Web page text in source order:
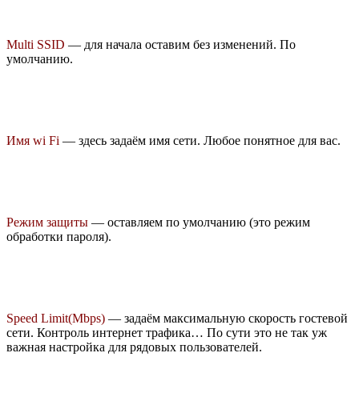
Multi SSID — для начала оставим без изменений. По
умолчанию.
Имя wi Fi — здесь задаём имя сети. Любое понятное для вас.
Режим защиты — оставляем по умолчанию (это режим
обработки пароля).
Speed Limit(Mbps) — задаём максимальную скорость гостевой
сети. Контроль интернет трафика… По сути это не так уж
важная настройка для рядовых пользователей.